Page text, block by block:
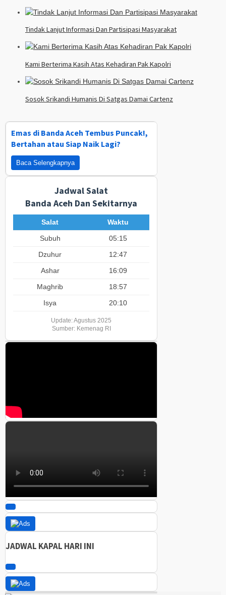
Tindak Lanjut Informasi Dan Partisipasi Masyarakat
Kami Berterima Kasih Atas Kehadiran Pak Kapolri
Sosok Srikandi Humanis Di Satgas Damai Cartenz
Emas di Banda Aceh Tembus Puncak!,
Bertahan atau Siap Naik Lagi?
Baca Selengkapnya
Jadwal Salat
Banda Aceh Dan Sekitarnya
Salat
Waktu
Subuh
05:15
Dzuhur
12:47
Ashar
16:09
Maghrib
18:57
Isya
20:10
Update: Agustus 2025
Sumber: Kemenag RI
JADWAL KAPAL HARI INI